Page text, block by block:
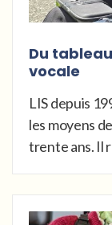
Du
vocale
LIS depuis
les moyens
trente ans. Il